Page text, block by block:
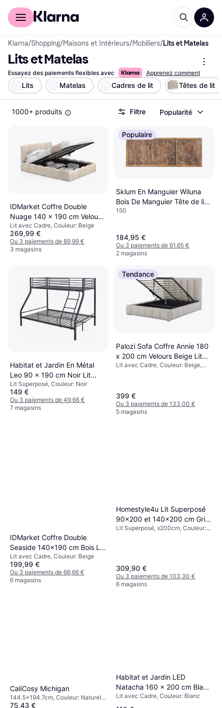
Acheter avec Klarna
Klarna/Shopping/Maisons et Intérieurs/Mobiliers/Lits et Matelas
Lits et Matelas
Essayez des paiements flexibles avec Apprenez comment
Lits Matelas Cadres de lit Têtes de lit
1000+ produits Filtre Popularité
IDMarket Coffre Double
Nuage 140 x 190 cm Velours
Beige Lit avec Cadre
Lit avec Cadre, Couleur: Beige
269,99 €
Ou 3 paiements de 89,99 €
3 magasins
Populaire
Sklum En Manguier Wiluna
Bois De Manguier Tête de lit
150cm
150
184,95 €
Ou 3 paiements de 61,65 €
2 magasins
Habitat et Jardin En Métal
Leo 90 x 190 cm Noir Lit
Superposé
Lit Superposé, Couleur: Noir
149 €
Ou 3 paiements de 49,66 €
7 magasins
Tendance
Palozi Sofa Coffre Annie 180
x 200 cm Velours Beige Lit
avec Cadre
Lit avec Cadre, Couleur: Beige,
399 €
Ou 3 paiements de 133,00 €
5 magasins
IDMarket Coffre Double
Seaside 140x190 cm Bois Lit
avec Cadre
Lit avec Cadre, Couleur: Beige
199,99 €
Ou 3 paiements de 66,66 €
6 magasins
Homestyle4u Lit Superposé
90x200 et 140x200 cm Gris
Lit Superposé
Lit Superposé, x200cm, Couleur:
309,90 €
Ou 3 paiements de 103,30 €
6 magasins
CaliCosy Michigan
144.5x194.7cm, Couleur: Naturel,
Gris, Matériau: MDF, Chêne,
75,43 €
Habitat et Jardin LED
Natacha 160 x 200 cm Blanc
Lit avec Cadre
Lit avec Cadre, Couleur: Blanc